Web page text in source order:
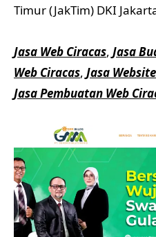
Timur (JakTim) DKI
Jasa Web Ciracas, Jasa
Web Ciracas, Jasa
Jasa Pembuatan Web